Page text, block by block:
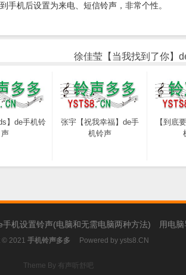
手机后设置为来电、短信铃声，非常个性。
徐佳莹【当我找到了你】
】de手机铃
声
张宇【祝我幸福】de手
机铃声
【到底
手机设置铃声(电脑和无需电脑两种方法) 用电
2021 手机铃声多多 Powered by ysts8.CN
Theme By 有声听舒吧